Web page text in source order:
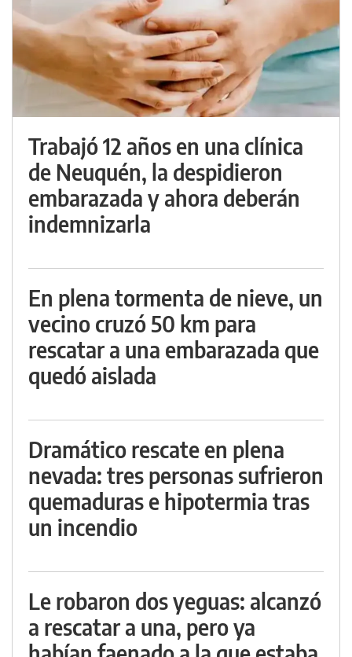
Trabajó 12 años en una clínica
de Neuquén, la despidieron
embarazada y ahora deberán
indemnizarla
En plena tormenta de nieve, un
vecino cruzó 50 km para
rescatar a una embarazada que
quedó aislada
Dramático rescate en plena
nevada: tres personas sufrieron
quemaduras e hipotermia tras
un incendio
Le robaron dos yeguas: alcanzó
a rescatar a una, pero ya